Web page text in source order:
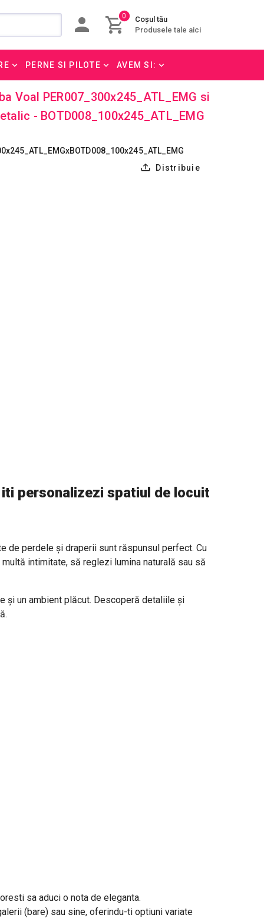
0
Coșul tău
Produsele tale aici
PERNE SI PILOTE AVEM SI:
Voal PER007_300x245_ATL_EMG si
- BOTD008_100x245_ATL_EMG
Distribuie
personalizezi spatiul de locuit
de perdele și draperii sunt răspunsul perfect. Cu
intimitate, să reglezi lumina naturală sau să
și un ambient plăcut. Descoperă detaliile și
sa aduci o nota de eleganta.
(bare) sau sine, oferindu-ti optiuni variate